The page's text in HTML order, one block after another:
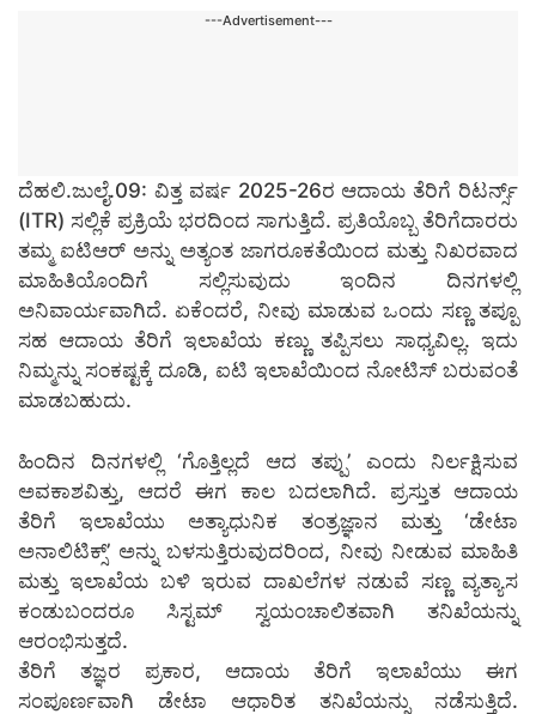
---Advertisement---
ದೆಹಲಿ.ಜುಲೈ.09: ವಿತ್ತ ವರ್ಷ 2025-26ರ ಆದಾಯ ತೆರಿಗೆ ರಿಟರ್ನ್ಸ್
(ITR) ಸಲ್ಲಿಕೆ ಪ್ರಕ್ರಿಯೆ ಭರದಿಂದ ಸಾಗುತ್ತಿದೆ. ಪ್ರತಿಯೊಬ್ಬ ತೆರಿಗೆದಾರರು
ತಮ್ಮ ಐಟಿಆರ್ ಅನ್ನು ಅತ್ಯಂತ ಜಾಗರೂಕತೆಯಿಂದ ಮತ್ತು ನಿಖರವಾದ
ಮಾಹಿತಿಯೊಂದಿಗೆ ಸಲ್ಲಿಸುವುದು ಇಂದಿನ ದಿನಗಳಲ್ಲಿ
ಅನಿವಾರ್ಯವಾಗಿದೆ. ಏಕೆಂದರೆ, ನೀವು ಮಾಡುವ ಒಂದು ಸಣ್ಣ ತಪ್ಪೂ
ಸಹ ಆದಾಯ ತೆರಿಗೆ ಇಲಾಖೆಯ ಕಣ್ಣು ತಪ್ಪಿಸಲು ಸಾಧ್ಯವಿಲ್ಲ. ಇದು
ನಿಮ್ಮನ್ನು ಸಂಕಷ್ಟಕ್ಕೆ ದೂಡಿ, ಐಟಿ ಇಲಾಖೆಯಿಂದ ನೋಟಿಸ್ ಬರುವಂತೆ
ಮಾಡಬಹುದು.
ಹಿಂದಿನ ದಿನಗಳಲ್ಲಿ ‘ಗೊತ್ತಿಲ್ಲದೆ ಆದ ತಪ್ಪು’ ಎಂದು ನಿರ್ಲಕ್ಷಿಸುವ
ಅವಕಾಶವಿತ್ತು, ಆದರೆ ಈಗ ಕಾಲ ಬದಲಾಗಿದೆ. ಪ್ರಸ್ತುತ ಆದಾಯ
ತೆರಿಗೆ ಇಲಾಖೆಯು ಅತ್ಯಾಧುನಿಕ ತಂತ್ರಜ್ಞಾನ ಮತ್ತು ‘ಡೇಟಾ
ಅನಾಲಿಟಿಕ್ಸ್’ ಅನ್ನು ಬಳಸುತ್ತಿರುವುದರಿಂದ, ನೀವು ನೀಡುವ ಮಾಹಿತಿ
ಮತ್ತು ಇಲಾಖೆಯ ಬಳಿ ಇರುವ ದಾಖಲೆಗಳ ನಡುವೆ ಸಣ್ಣ ವ್ಯತ್ಯಾಸ
ಕಂಡುಬಂದರೂ ಸಿಸ್ಟಮ್ ಸ್ವಯಂಚಾಲಿತವಾಗಿ ತನಿಖೆಯನ್ನು
ಆರಂಭಿಸುತ್ತದೆ.
ತೆರಿಗೆ ತಜ್ಞರ ಪ್ರಕಾರ, ಆದಾಯ ತೆರಿಗೆ ಇಲಾಖೆಯು ಈಗ
ಸಂಪೂರ್ಣವಾಗಿ ಡೇಟಾ ಆಧಾರಿತ ತನಿಖೆಯನ್ನು ನಡೆಸುತ್ತಿದೆ.